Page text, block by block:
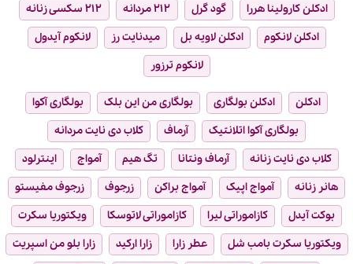
ادکلن کارولینا هررا
گود گرل ۲۱۲ مردانه
۲۱۲ سکسی زنانه
ادکلن لانکوم
ادکلن لاویه بل میدنایت رز
لانکوم آیدول
لانکوم ترزور
ادکلن ادکلن بولگاری بولگاری من این بلک
بولگاری آکوا
بولگاری آکوا اتلانتیک
آرماف
کلاب دی نایت مردانه
کلاب دی نایت زنانه
آرماف ونتانا تگ هیم آمواج
اینترلود
هانر زنانه
آمواج اپیک آمواج براکن زرجوف
زرجوف مفیستو
بوکت آیدل
کازاموراتی لیرا کازاموراتی لاتوسکا
ویکتوریا سکرت
ویکتوریا سکرت بامب شل
عطر زارا زارا ارکید
زارا بلو من اسپریت